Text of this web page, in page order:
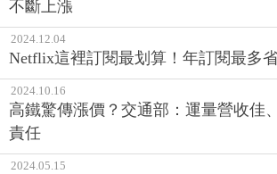
不斷上漲
2024.12.04
Netflix這裡訂閱最划算！年訂閱最多
2024.10.16
高鐵驚傳漲價？交通部：運量營收佳
責任
2024.05.15